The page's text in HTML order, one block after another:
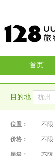
首页
目的地
位置： 不限
价格： 不限
星级： 不限